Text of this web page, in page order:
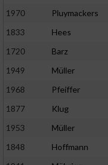
1970
Pluymackers
1833
Hees
1720
Barz
1949
Müller
1968
Pfeiffer
1877
Klug
1953
Müller
1848
Hoffmann